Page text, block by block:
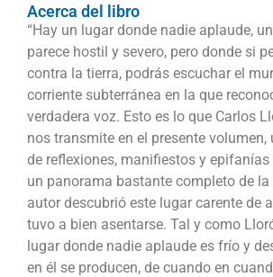
Acerca del libro
“Hay un lugar donde nadie aplaude,
parece hostil y severo, pero donde si
contra la tierra, podrás escuchar el
corriente subterránea en la que
verdadera voz. Esto es lo que Carlos
nos transmite en el presente
de reflexiones, manifiestos y epifanías
un panorama bastante completo de
autor descubrió este lugar carente de
tuvo a bien asentarse. Tal y como
lugar donde nadie aplaude es frío y
en él se producen, de cuando en